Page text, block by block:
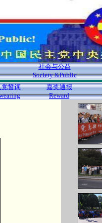
社会与公益
Society &Public
党誓词
嘉奖通报
Reward